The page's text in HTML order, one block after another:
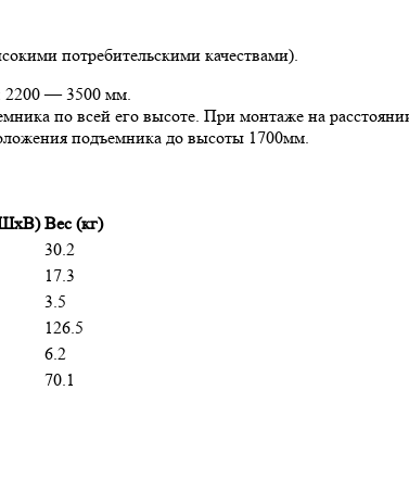
потребительскими качествами).
2200 — 3500 мм.
по всей его высоте. При монтаже на
подъемника до высоты 1700мм.
Вес (кг)
30.2
17.3
3.5
126.5
6.2
70.1